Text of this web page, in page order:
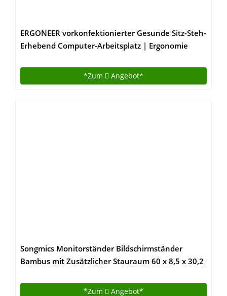
ERGONEER vorkonfektionierter Gesunde Sitz-Steh-
Erhebend Computer-Arbeitsplatz | Ergonomie
Höhenverstellbare Desktop-Riser mit Squeeze
Griffe (89CM)
*Zum Angebot*
Songmics Monitorständer Bildschirmständer
Bambus mit Zusätzlicher Stauraum 60 x 8,5 x 30,2
*Zum Angebot*